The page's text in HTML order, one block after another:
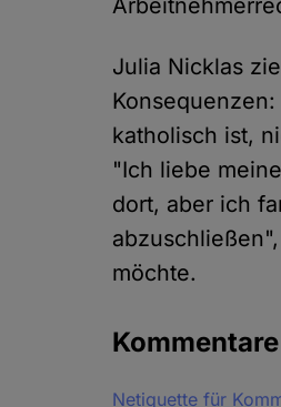
Julia Nicklas
katholisch ist,
"Ich liebe
dort, aber ich
möchte.
Kommentare
Netiquette für